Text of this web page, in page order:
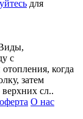
для
с
когда
затем
сл..
О нас